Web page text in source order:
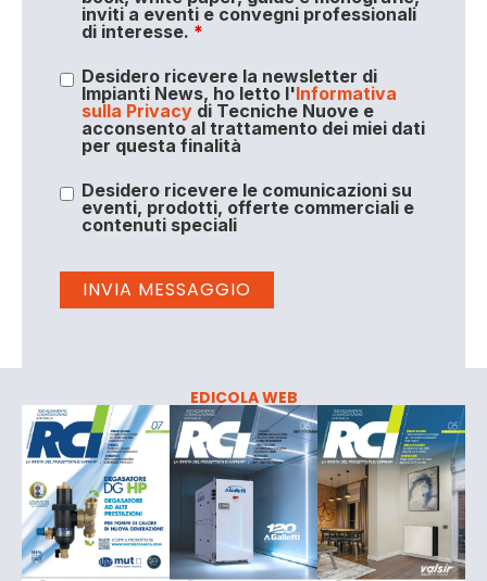
inviti a eventi e convegni professionali
di interesse. *
Desidero ricevere la newsletter di
Impianti News, ho letto l'Informativa
sulla Privacydi Tecniche Nuove e
acconsento al trattamento dei miei dati
per questa finalità
Desidero ricevere le comunicazioni su
eventi, prodotti, offerte commerciali e
contenuti speciali
EDICOLA WEB